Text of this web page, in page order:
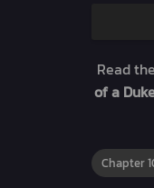
Read
of a